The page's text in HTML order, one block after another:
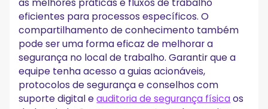
eficientes para processos específicos. O
compartilhamento de conhecimento também
pode ser uma forma eficaz de melhorar a
segurança no local de trabalho. Garantir que a
equipe tenha acesso a guias acionáveis,
protocolos de segurança e conselhos com
suporte digital eauditoria de segurança físicaos